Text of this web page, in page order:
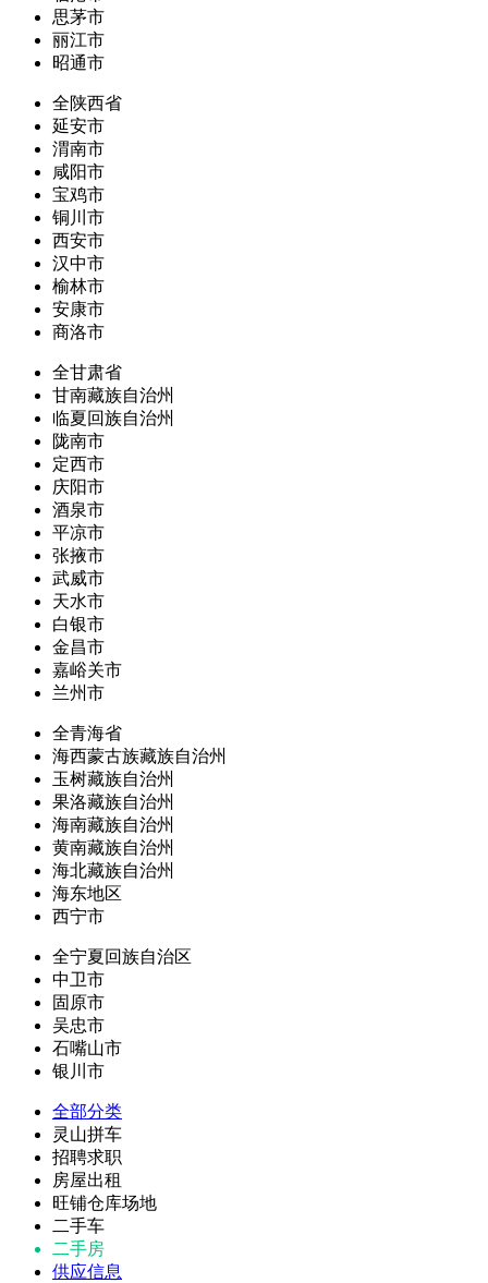
思茅市
丽江市
昭通市
全陕西省
延安市
渭南市
咸阳市
宝鸡市
铜川市
西安市
汉中市
榆林市
安康市
商洛市
全甘肃省
甘南藏族自治州
临夏回族自治州
陇南市
定西市
庆阳市
酒泉市
平凉市
张掖市
武威市
天水市
白银市
金昌市
嘉峪关市
兰州市
全青海省
海西蒙古族藏族自治州
玉树藏族自治州
果洛藏族自治州
海南藏族自治州
黄南藏族自治州
海北藏族自治州
海东地区
西宁市
全宁夏回族自治区
中卫市
固原市
吴忠市
石嘴山市
银川市
全部分类
灵山拼车
招聘求职
房屋出租
旺铺仓库场地
二手车
二手房
供应信息